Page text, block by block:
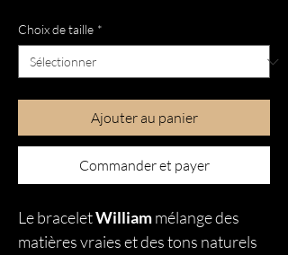
Choix de taille *
Ajouter au panier
Commander et payer
Le braceletWilliammélange des
matières vraies et des tons naturels